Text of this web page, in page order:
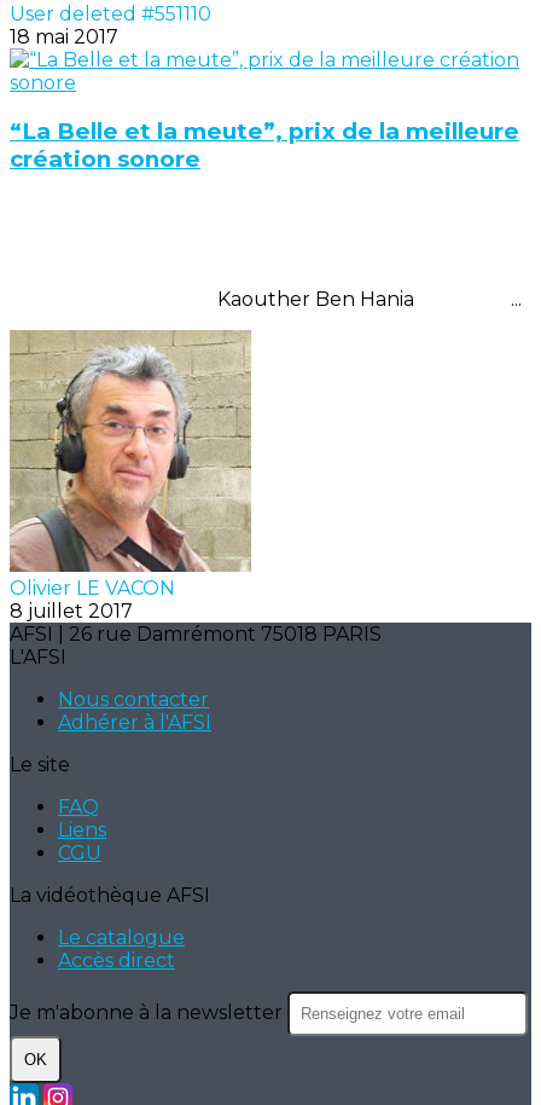
User deleted #551110
18 mai 2017
“La Belle et la meute”, prix de la meilleure
création sonore
Kaouther Ben Hania ...
Olivier LE VACON
8 juillet 2017
AFSI | 26 rue Damrémont 75018 PARIS
L'AFSI
Nous contacter
Adhérer à l'AFSI
Le site
FAQ
Liens
CGU
La vidéothèque AFSI
Le catalogue
Accès direct
Je m'abonne à la newsletter
OK